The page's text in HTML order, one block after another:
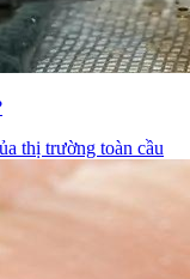
thị trường toàn cầu